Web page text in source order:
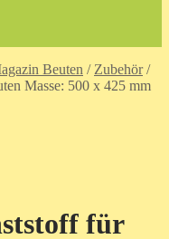
Beuten / Zubehör/
Masse: 500 x 425 mm
für